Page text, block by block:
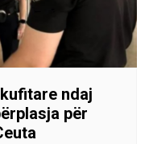
ndaj
për